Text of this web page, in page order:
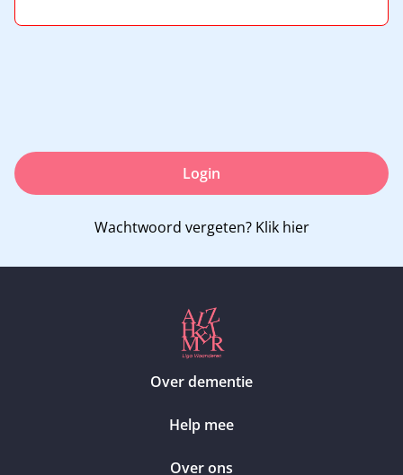
Login
Wachtwoord vergeten? Klik hier
Over dementie
Help mee
Over ons